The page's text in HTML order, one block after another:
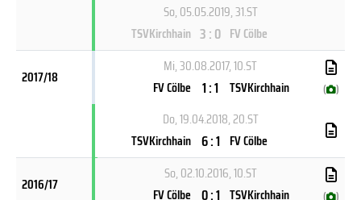
So, 05.05.2019, 31.ST
TSVKirchhain 3 : 0 FV Cölbe
2017/18
Mi, 30.08.2017, 10.ST
FV Cölbe 1 : 1 TSVKirchhain ( )
Do, 19.04.2018, 20.ST
TSVKirchhain 6 : 1 FV Cölbe
2016/17
So, 02.10.2016, 10.ST
FV Cölbe 0 : 1 TSVKirchhain ( )